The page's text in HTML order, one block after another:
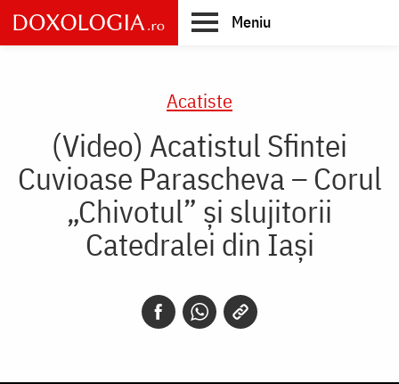
Skip
to
main
Meniu
Acatiste
(Video) Acatistul Sfintei
Cuvioase Parascheva – Corul
„Chivotul” și slujitorii
Catedralei din Iași